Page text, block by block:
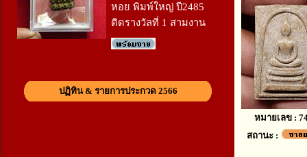
หอย พิมพ์ใหญ่ ปี2485
ติดรางวัลที่ 1 สามงาน
ปฏิทิน & รายการประกวด 2566
หมายเลข :
สถานะ :